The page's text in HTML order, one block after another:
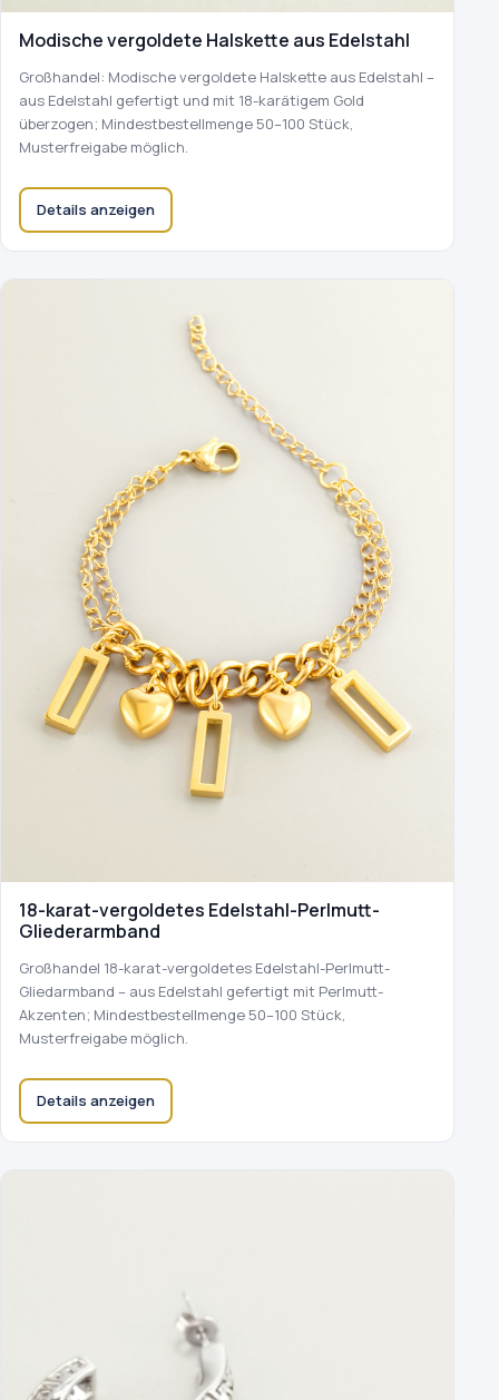
Modische vergoldete Halskette aus Edelstahl
Großhandel: Modische vergoldete Halskette aus Edelstahl –
aus Edelstahl gefertigt und mit 18-karätigem Gold
überzogen; Mindestbestellmenge 50–100 Stück,
Musterfreigabe möglich.
Details anzeigen
18-karat-vergoldetes Edelstahl-Perlmutt-
Gliederarmband
Großhandel 18-karat-vergoldetes Edelstahl-Perlmutt-
Gliedarmband – aus Edelstahl gefertigt mit Perlmutt-
Akzenten; Mindestbestellmenge 50–100 Stück,
Musterfreigabe möglich.
Details anzeigen